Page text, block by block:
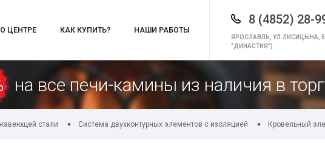
О ЦЕНТРЕ КАК КУПИТЬ? НАШИ РАБОТЫ
8 (4852) 28-
ЯРОСЛАВЛЬ, УЛ.ЛИСИЦЫНА,
"ДИНАСТИЯ")
на все печи-камины из наличия в
стали Система двухконтурных элементов с изоляцией Кровельный